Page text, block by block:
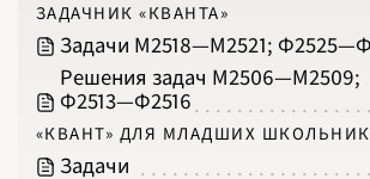
2002
2004
2005
2006
2007
2008
2010
2012
ЗАДАЧНИК «КВАНТА»
Задачи М2518‍—‍М2521;
Решения задач М2506‍—‍М2509;
Ф2513‍—‍Ф2516
«КВАНТ» ДЛЯ МЛАДШИХ
Задачи